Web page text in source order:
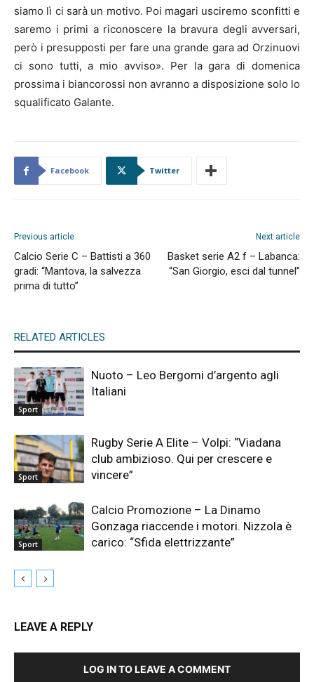
siamo lì ci sarà un motivo. Poi magari usciremo sconfitti e
saremo i primi a riconoscere la bravura degli avversari,
però i presupposti per fare una grande gara ad Orzinuovi
ci sono tutti, a mio avviso». Per la gara di domenica
prossima i biancorossi non avranno a disposizione solo lo
squalificato Galante.
Facebook Twitter
Previous article
Calcio Serie C – Battisti a 360
gradi: “Mantova, la salvezza
prima di tutto”
Next article
Basket serie A2 f – Labanca:
“San Giorgio, esci dal tunnel”
RELATED ARTICLES
Sport
Nuoto – Leo Bergomi d’argento agli
Italiani
Sport
Rugby Serie A Elite – Volpi: “Viadana
club ambizioso. Qui per crescere e
vincere”
Sport
Calcio Promozione – La Dinamo
Gonzaga riaccende i motori. Nizzola è
carico: “Sfida elettrizzante”
LEAVE A REPLY
LOG IN TO LEAVE A COMMENT